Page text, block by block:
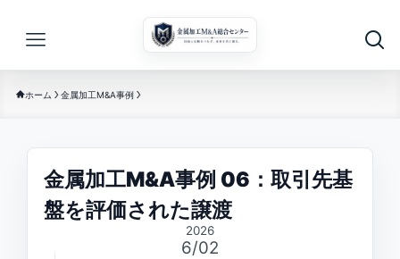
ホーム 金属加工M&A事例
金属加工M&A事例 06：取引先基
盤を評価された譲渡
2026
6/02